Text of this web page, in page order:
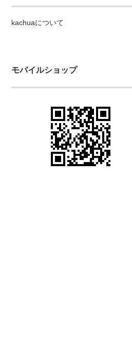
kachuaについて
モバイルショップ